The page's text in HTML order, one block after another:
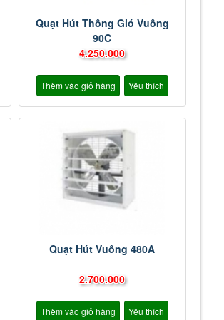
Quạt Hút Thông Gió Vuông
90C
4.250.000
Thêm vào giỏ hàng Yêu thích
Quạt Hút Vuông 480A
2.700.000
Thêm vào giỏ hàng Yêu thích